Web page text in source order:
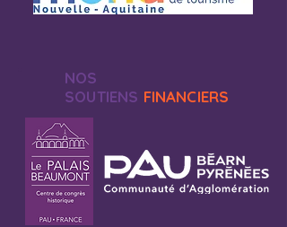
NOS
SOUTIENS FINANCIERS